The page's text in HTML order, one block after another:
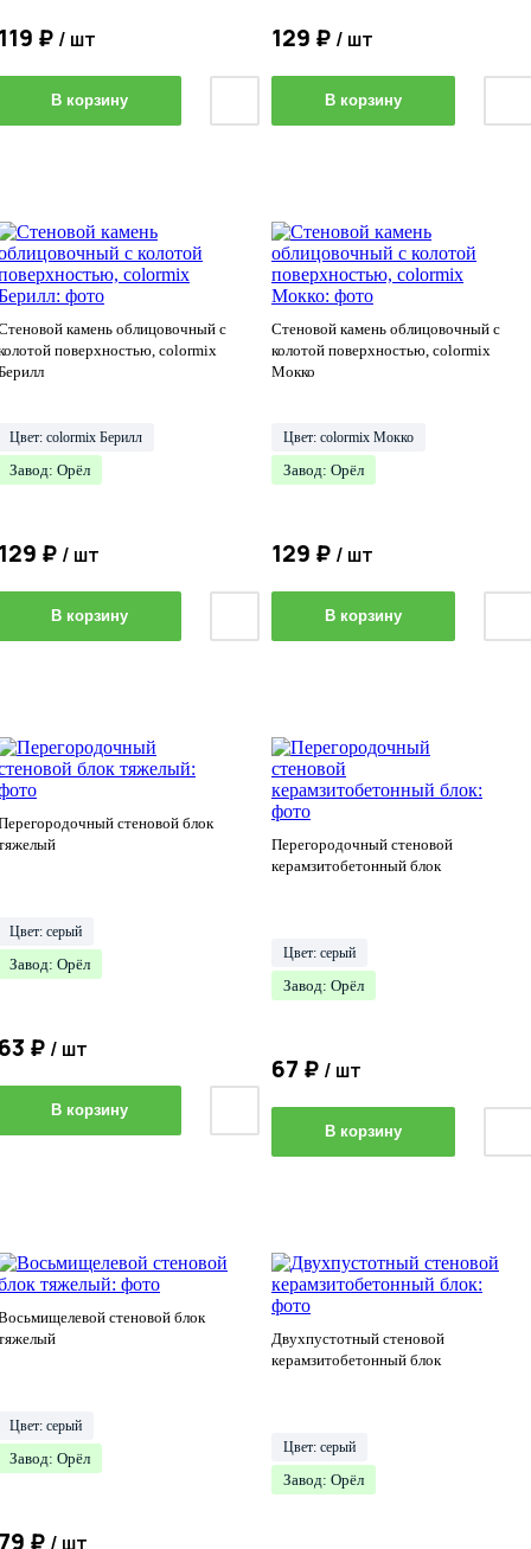
₽ / шт
В корзину
129 ₽ / шт
В корзину
камень облицовочный с
поверхностью, сolormix
Цвет: colormix Берилл
Завод: Орёл
₽ / шт
В корзину
Стеновой камень облицовочный с
колотой поверхностью, сolormix
Мокко
Цвет: сolormix Мокко
Завод: Орёл
129 ₽ / шт
В корзину
стеновой блок
Цвет: серый
Завод: Орёл
₽ / шт
В корзину
Перегородочный стеновой
керамзитобетонный блок
Цвет: серый
Завод: Орёл
67 ₽ / шт
В корзину
стеновой блок
Цвет: серый
Завод: Орёл
₽ / шт
Двухпустотный стеновой
керамзитобетонный блок
Цвет: серый
Завод: Орёл